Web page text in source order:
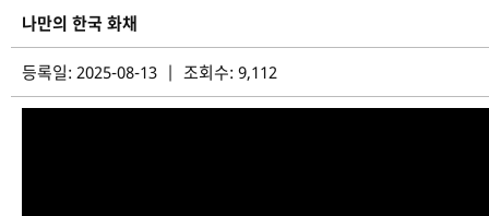
나만의 한국 화채
등록일: 2025-08-13 | 조회수: 9,112